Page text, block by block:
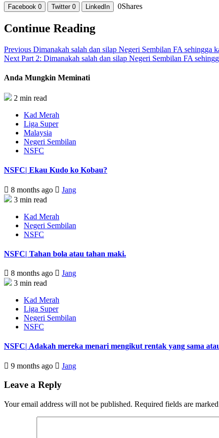
Facebook 0 Twitter 0 LinkedIn 0Shares
Continue Reading
Previous Dimanakah salah dan silap Negeri Sembilan FA sehingga
Next Part 2: Dimanakah salah dan silap Negeri Sembilan FA
Anda Mungkin Meminati
2 min read
Kad Merah
Liga Super
Malaysia
Negeri Sembilan
NSFC
NSFC| Ekau Kudo ko Kobau?
8 months ago
Jang
3 min read
Kad Merah
Negeri Sembilan
NSFC
NSFC| Tahan bola atau tahan maki.
8 months ago
Jang
3 min read
Kad Merah
Liga Super
Negeri Sembilan
NSFC
NSFC| Adakah mereka menari mengikut rentak yang sama
9 months ago Jang
Leave a Reply
Your email address will not be published. Required fields are marked